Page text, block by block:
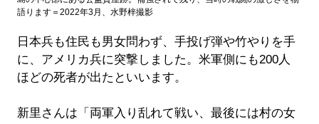
語ります＝2022年3月、水野梓撮影
日本兵も住民も男女問わず、手投げ弾や竹やりを手
に、アメリカ兵に突撃しました。米軍側にも200人
ほどの死者が出たといいます。
新里さんは「両軍入り乱れて戦い、最後には村の女